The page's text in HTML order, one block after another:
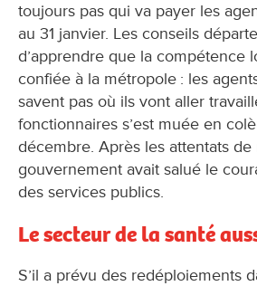
toujours pas qui va payer les
au 31 janvier. Les conseils
d’apprendre que la compétence
confiée à la métropole : les
savent pas où ils vont aller
fonctionnaires s’est muée en
décembre. Après les attentats
gouvernement avait salué le
des services publics.
Le secteur de la santé
S’il a prévu des redéploiements